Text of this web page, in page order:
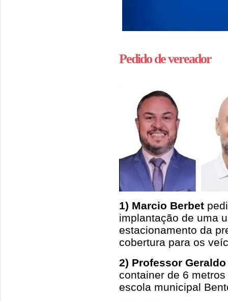
Pedido de vereador
1) Marcio Berbet
implantação de uma
estacionamento da
cobertura para os
2) Professor Geraldo
container de 6
escola municipal